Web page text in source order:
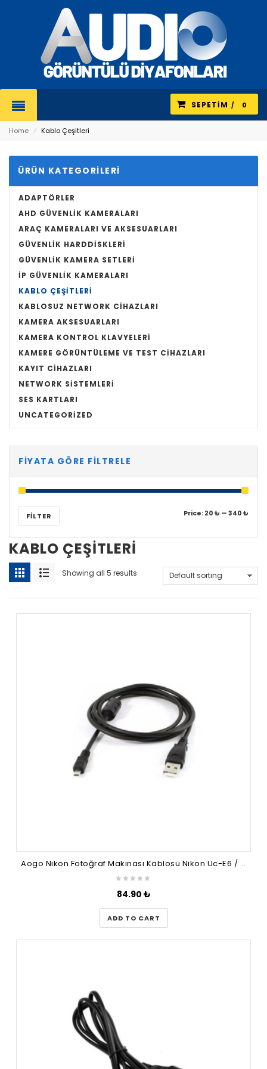
SEPETIM 0
Home ⁄ Kablo Çeşitleri
ÜRÜN KATEGORILERI
ADAPTÖRLER
AHD GÜVENLIK KAMERALARI
ARAÇ KAMERALARI VE AKSESUARLARI
GÜVENLIK HARDDISKLERI
GÜVENLIK KAMERA SETLERI
İP GÜVENLIK KAMERALARI
KABLO ÇEŞITLERI
KABLOSUZ NETWORK CIHAZLARI
KAMERA AKSESUARLARI
KAMERA KONTROL KLAVYELERI
KAMERE GÖRÜNTÜLEME VE TEST CIHAZLARI
KAYIT CIHAZLARI
NETWORK SISTEMLERI
SES KARTLARI
UNCATEGORIZED
FIYATA GÖRE FILTRELE
FILTER Price: 20 ₺ — 340 ₺
KABLO ÇEŞITLERI
Showing all 5 results
Aogo Nikon Fotoğraf Makinası Kablosu Nikon Uc-E6 / UC-E16 / UC-E17 8pin
84.90 ₺
ADD TO CART